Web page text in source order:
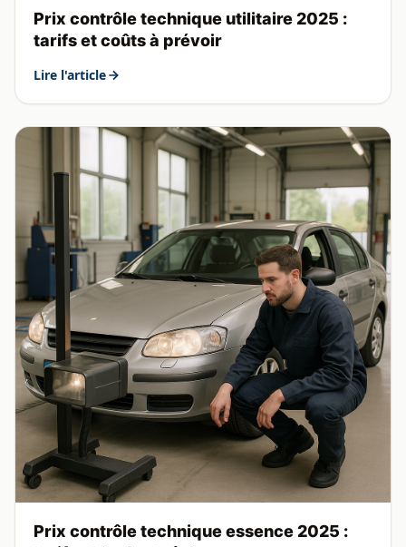
Prix contrôle technique utilitaire 2025 :
tarifs et coûts à prévoir
Lire l'article
Prix contrôle technique essence 2025 :